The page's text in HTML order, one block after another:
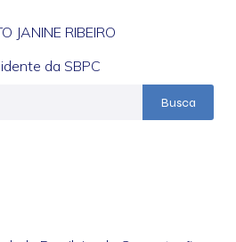
JANINE RIBEIRO
da SBPC
Busca